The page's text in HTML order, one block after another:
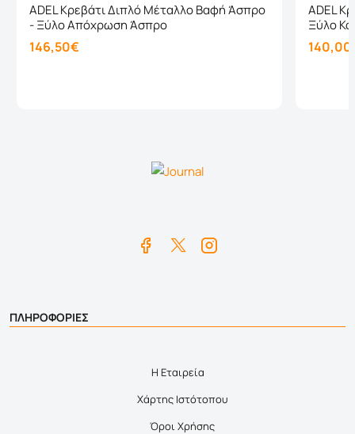
ADEL Κρεβάτι Διπλό Μέταλλο Βαφή Άσπρο
- Ξύλο Απόχρωση Άσπρο
146,50€
ADEL
Ξύλο
ΠΛΗΡΟΦΟΡΙΕΣ
Η Εταιρεία
Χάρτης Ιστότοπου
Όροι Χρήσης